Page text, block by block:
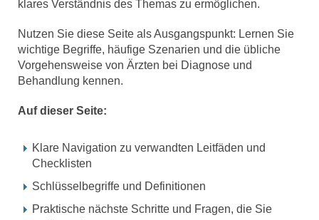
klares Verständnis des Themas zu ermöglichen.
Nutzen Sie diese Seite als Ausgangspunkt: Lernen Sie
wichtige Begriffe, häufige Szenarien und die übliche
Vorgehensweise von Ärzten bei Diagnose und
Behandlung kennen.
Auf dieser Seite:
Klare Navigation zu verwandten Leitfäden und
Checklisten
Schlüsselbegriffe und Definitionen
Praktische nächste Schritte und Fragen, die Sie